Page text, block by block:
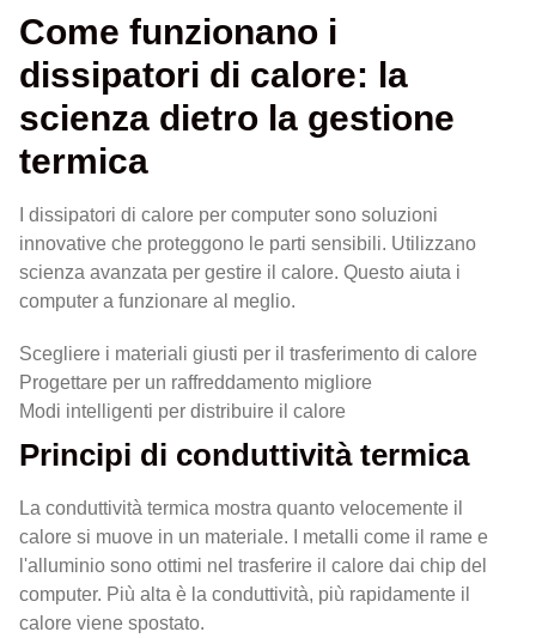
Come funzionano i
dissipatori di calore: la
scienza dietro la gestione
termica
I dissipatori di calore per computer sono soluzioni
innovative che proteggono le parti sensibili. Utilizzano
scienza avanzata per gestire il calore. Questo aiuta i
computer a funzionare al meglio.
Scegliere i materiali giusti per il trasferimento di calore
Progettare per un raffreddamento migliore
Modi intelligenti per distribuire il calore
Principi di conduttività termica
La conduttività termica mostra quanto velocemente il
calore si muove in un materiale. I metalli come il rame e
l'alluminio sono ottimi nel trasferire il calore dai chip del
computer. Più alta è la conduttività, più rapidamente il
calore viene spostato.